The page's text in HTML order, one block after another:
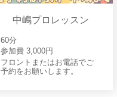
中嶋プロレッスン
60分
参加費 3,000円
フロントまたはお電話でご
予約をお願いします。